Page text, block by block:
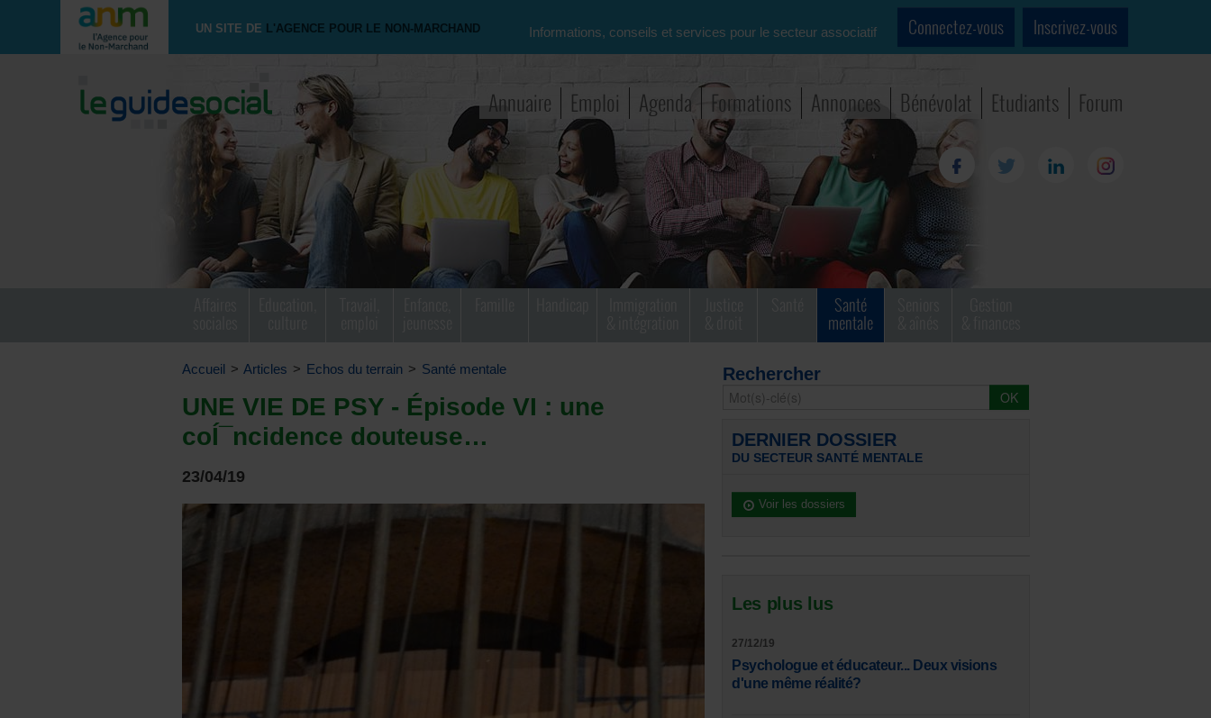
UN SITE DE L'AGENCE POUR LE NON-MARCHAND Informations, conseils et services pour le secteur associatif Connectez-vous Inscrivez-vous
Annuaire Emploi Agenda Formations Annonces Bénévolat Etudiants Forum
Santé
mentale
Accueil > Articles > Echos du terrain > Santé mentale
UNE VIE DE PSY - Épisode VI : une
coÍ¯ncidence douteuse…
23/04/19
Rechercher
DERNIER DOSSIER
DU SECTEUR SANTÉ MENTALE
Voir les dossiers
Les plus lus
27/12/19
Psychologue et éducateur... Deux visions
d'une même réalité?